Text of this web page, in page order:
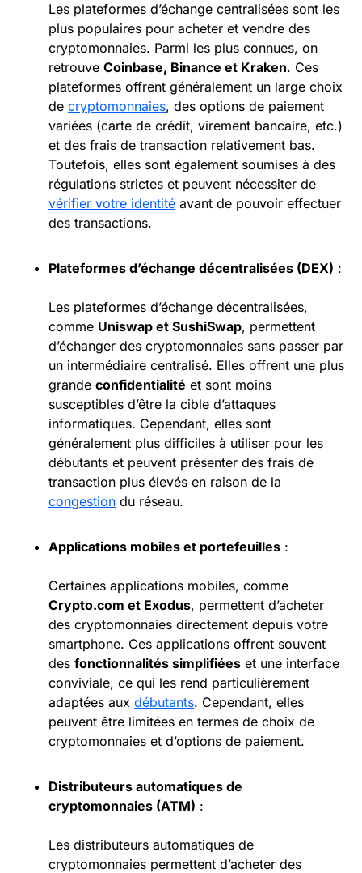
Les plateformes d’échange centralisées sont les
plus populaires pour acheter et vendre des
cryptomonnaies. Parmi les plus connues, on
retrouve Coinbase, Binance et Kraken. Ces
plateformes offrent généralement un large choix
de cryptomonnaies, des options de paiement
variées (carte de crédit, virement bancaire, etc.)
et des frais de transaction relativement bas.
Toutefois, elles sont également soumises à des
régulations strictes et peuvent nécessiter de
vérifier votre identité avant de pouvoir effectuer
des transactions.
Plateformes d’échange décentralisées (DEX) :
Les plateformes d’échange décentralisées,
comme Uniswap et SushiSwap, permettent
d’échanger des cryptomonnaies sans passer par
un intermédiaire centralisé. Elles offrent une plus
grande confidentialité et sont moins
susceptibles d’être la cible d’attaques
informatiques. Cependant, elles sont
généralement plus difficiles à utiliser pour les
débutants et peuvent présenter des frais de
transaction plus élevés en raison de la
congestion du réseau.
Applications mobiles et portefeuilles :
Certaines applications mobiles, comme
Crypto.com et Exodus, permettent d’acheter
des cryptomonnaies directement depuis votre
smartphone. Ces applications offrent souvent
des fonctionnalités simplifiées et une interface
conviviale, ce qui les rend particulièrement
adaptées aux débutants. Cependant, elles
peuvent être limitées en termes de choix de
cryptomonnaies et d’options de paiement.
Distributeurs automatiques de
cryptomonnaies (ATM) :
Les distributeurs automatiques de
cryptomonnaies permettent d’acheter des